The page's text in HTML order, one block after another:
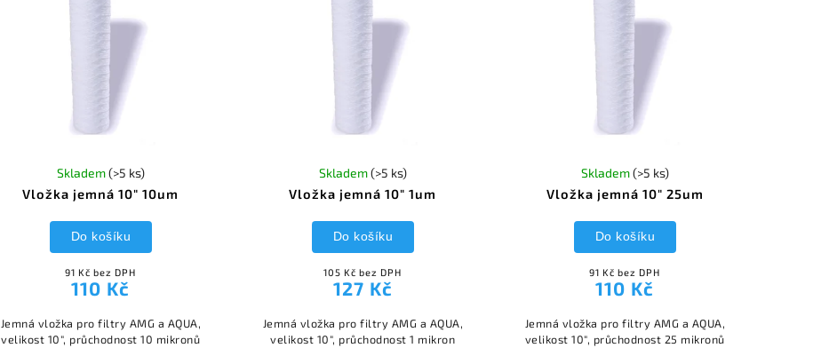
Vložka jemná 10" 10um
Skladem(>5 ks)
91 Kč bez DPH
110 Kč
Do košíku
Jemná vložka pro filtry AMG a AQUA,
velikost 10", průchodnost 10 mikronů
Vložka jemná 10" 1um
Skladem(>5 ks)
105 Kč bez DPH
127 Kč
Do košíku
Jemná vložka pro filtry AMG a AQUA,
velikost 10", průchodnost 1 mikron
Vložka jemná 10" 25um
Skladem(>5 ks)
91 Kč bez DPH
110 Kč
Do košíku
Jemná vložka pro filtry AMG a AQUA,
velikost 10", průchodnost 25 mikronů